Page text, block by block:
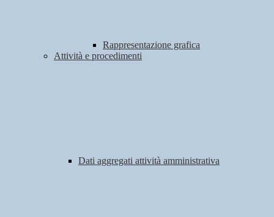
Rappresentazione grafica
Attività e procedimenti
Dati aggregati attività amministrativa